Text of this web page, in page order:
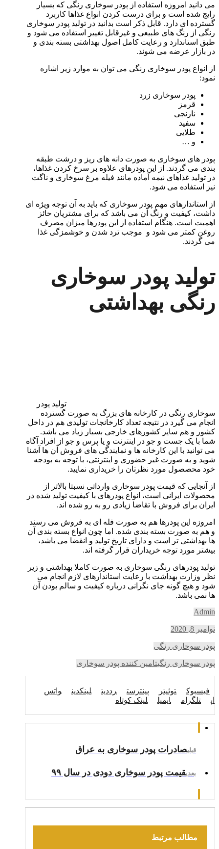
می دانید امروزه استفاده از پودر سوخاری رنگی که بسیار
رایج شده است و برای درست کردن انواع غذاها کاربرد
گسترده ای دارد. قابل ذکر است بدانید در تولید پودر سوخاری
رنگی از رنگ های طبیعی و غیرقابل تغییر استفاده می شود و
طبق استاندارد و رعایت کامل اصول بهداشتی بسته بندی و
در بازار عرضه می شوند.
از انواع پودر سوخاری رنگی می توان به موارد زیر اشاره
نمود:
پودر سوخاری زرد
قرمز
نارنجی
سفید
طلایی
و …
پودر های سوخاری به صورت دانه های ریز و درشت طبقه
بندی می گردند. از این پودرهای علاوه بر سرخ کردن غذاها،
در تولید غذاهای نیمه آماده مانند فیله مرغ سوخاری و ناگت
نیز استفاده می شود.
از استاندارهای مهم پودر سوخاری که باید به آن توجه ویژه ای
داشت، کیفیت و رنگ آن می باشد که برای مشتریان حائز
اهمیت است. هنگام استفاده از این پودرها میزان مصرف
روغن کمتر می شود و موجب ترد شدن و خوشمزگی غذا
می گردند.
تولید پودر سوخاری
رنگی بهداشتی
تولید پودر
سوخاری رنگی در کارخانه های بزرگ به صورت گسترده
انجام می گیرد در نتیجه تعداد کارخانجات تولیدی هم در داخل
کشور و هم سایر کشورهای خارجی بسیار زیاد می باشد.
شما با یک جست و جو در اینترنت و یا پرس و جو از افراد آگاه
می توانید با این کارخانه ها و نمایندگی های فروش آن ها آشنا
شوید و به صورت غیر حضوری و اینترنتی، با توجه به بودجه
خود محصصول مورد نظرتان را خریداری نمایید.
از آنجایی که قیمت پودر سوخاری وارداتی نسبتا بالاتر از
محصولات ایرانی است، انواع پودرهای با کیفیت تولید شده در
ایران برای فروش با تقاضا زیادی رو به رو شده اند.
امروزه این پودرها هم به صورت فله ای به فروش می رسند
و هم به صورت بسته بندی شده. اما چون انواع بسته بندی آن
ها بهداشتی تر است و دارای تاریخ تولید و انقضا می باشد،
بیشتر مورد توجه خریداران قرار گرفته اند.
تولید پودرهای رنگی سوخاری به صورت کاملا بهداشتی و زیر
نظر وزارت بهداشت با رعایت استاندارهای لازم انجام می
شود و هیچ گونه جای نگرانی درباره کیفیت و سالم بودن آن
ها نمی باشد.
Admin
نوامبر 8, 2020
پودر سوخاری رنگی
پودر سوخاری رنگیتامین کننده پودر سوخاری
فیسبوک توئیتر پینترست رددیت لینکدین
واتس
اپ
تلگرام ایمیل لینک کوتاه
قبلیصادرات پودر سوخاری به عراق
بعدیقیمت پودر سوخاری دودی در سال ۹۹
مطالب مرتبط